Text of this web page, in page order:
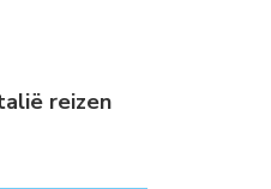
reizen